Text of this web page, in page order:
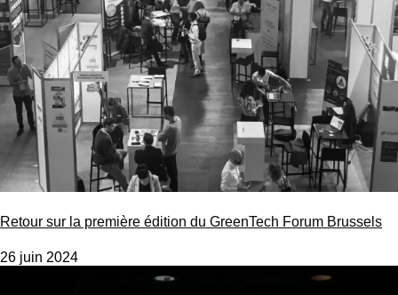
Retour sur la première édition du GreenTech Forum Brussels
26 juin 2024